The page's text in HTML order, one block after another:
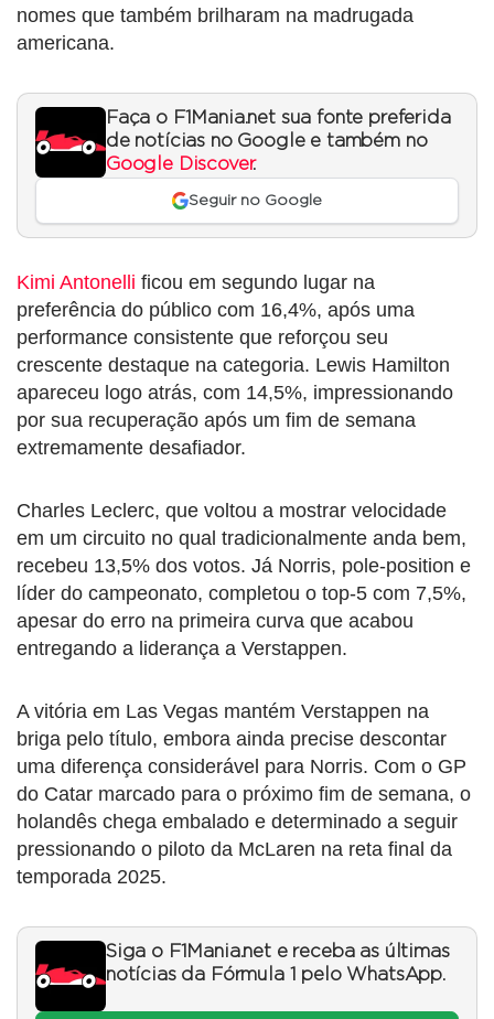
nomes que também brilharam na madrugada
americana.
Faça o F1Mania.net sua fonte preferida
de notícias no Google e também no
Google Discover.
Seguir no Google
Kimi Antonelli ficou em segundo lugar na
preferência do público com 16,4%, após uma
performance consistente que reforçou seu
crescente destaque na categoria. Lewis Hamilton
apareceu logo atrás, com 14,5%, impressionando
por sua recuperação após um fim de semana
extremamente desafiador.
Charles Leclerc, que voltou a mostrar velocidade
em um circuito no qual tradicionalmente anda bem,
recebeu 13,5% dos votos. Já Norris, pole-position e
líder do campeonato, completou o top-5 com 7,5%,
apesar do erro na primeira curva que acabou
entregando a liderança a Verstappen.
A vitória em Las Vegas mantém Verstappen na
briga pelo título, embora ainda precise descontar
uma diferença considerável para Norris. Com o GP
do Catar marcado para o próximo fim de semana, o
holandês chega embalado e determinado a seguir
pressionando o piloto da McLaren na reta final da
temporada 2025.
Siga o F1Mania.net e receba as últimas
notícias da Fórmula 1 pelo WhatsApp.